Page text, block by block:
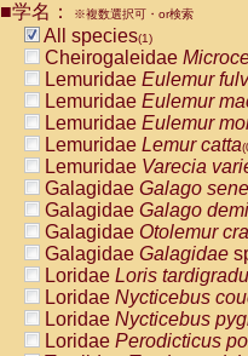
CebidaeCebus
CebidaeCebus
CebidaeSaimiri
CebidaeSaimiri
AtelidaeAlouatta
AtelidaeAlouatta fusca
AtelidaeAlouatta
AtelidaeAlouattaspp.(0)
AtelidaeAteles
AtelidaeAteles
AtelidaeAteles
AtelidaeAtelesspp.(0)
Atelidae Lagothrix
AtelidaeLagothrix
PitheciidaeCacajao
PitheciidaeCallicebus
■学名： ※複数選択可・or検索
All species(1)
Cheirogaleidae
Lemuridae Eulemur
Lemuridae Eulemur
Lemuridae Eulemur
Lemuridae Lemur catta
Lemuridae Varecia
Galagidae Galago
Galagidae Galago
Galagidae Otolemur
Galagidae Galagidae
Loridae Loris
Loridae Nycticebus
Loridae Nycticebus
Loridae Perodicticus